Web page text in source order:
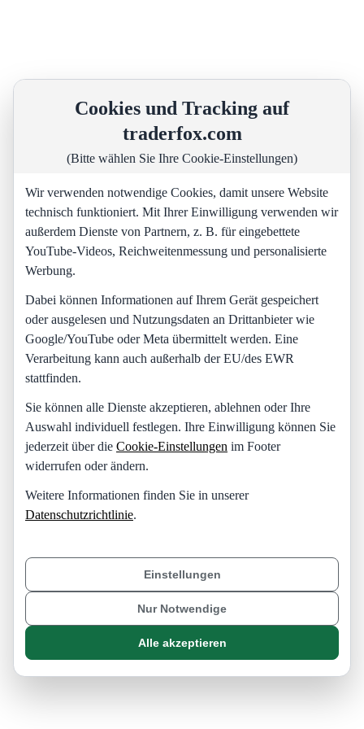
Cookies und Tracking auf
traderfox.com
(Bitte wählen Sie Ihre Cookie-Einstellungen)
Wir verwenden notwendige Cookies, damit unsere Website
technisch funktioniert. Mit Ihrer Einwilligung verwenden wir
außerdem Dienste von Partnern, z. B. für eingebettete
YouTube-Videos, Reichweitenmessung und personalisierte
Werbung.
Dabei können Informationen auf Ihrem Gerät gespeichert
oder ausgelesen und Nutzungsdaten an Drittanbieter wie
Google/YouTube oder Meta übermittelt werden. Eine
Verarbeitung kann auch außerhalb der EU/des EWR
stattfinden.
Sie können alle Dienste akzeptieren, ablehnen oder Ihre
Auswahl individuell festlegen. Ihre Einwilligung können Sie
jederzeit über die Cookie-Einstellungen im Footer
widerrufen oder ändern.
Weitere Informationen finden Sie in unserer
Datenschutzrichtlinie.
Einstellungen
Nur Notwendige
Alle akzeptieren